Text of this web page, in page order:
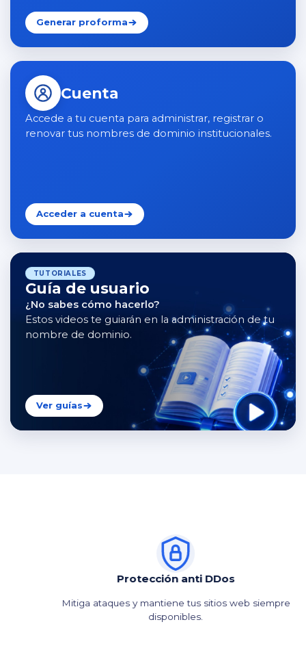
Generar proforma
Cuenta
Accede a tu cuenta para administrar, registrar o
renovar tus nombres de dominio institucionales.
Acceder a cuenta
TUTORIALES
Guía de usuario
¿No sabes cómo hacerlo?
Estos videos te guiarán en la administración de tu
nombre de dominio.
Ver guías
Protección anti DDos
Mitiga ataques y mantiene tus sitios web siempre
disponibles.